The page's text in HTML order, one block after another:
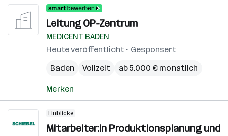
Leitung OP-Zentrum
MEDICENT BADEN
Heute veröffentlicht
Gesponsert
Baden
Vollzeit ab 5.000 € monatlich
Merken
Einblicke
Mitarbeiter:in Produktionsplanung und